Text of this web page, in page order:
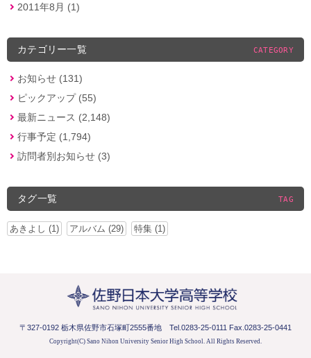
2011年8月 (1)
カテゴリー一覧 CATEGORY
お知らせ (131)
ピックアップ (55)
最新ニュース (2,148)
行事予定 (1,794)
訪問者別お知らせ (3)
タグ一覧 TAG
あきよし (1) アルバム (29) 特集 (1)
〒327-0192 栃木県佐野市石塚町2555番地 Tel.0283-25-0111 Fax.0283-25-0441
Copyright(C) Sano Nihon University Senior High School. All Rights Reserved.